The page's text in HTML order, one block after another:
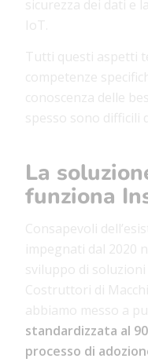
sicurezza dei dati e
IoT.
Tutti questi aspetti
competenze
conoscenza delle
spesso sono difficili
La
funziona
Consapevoli
impegnati dal 2020
sviluppo di
Costruttori di
abbiamo messo a
standardizzata al
processo di